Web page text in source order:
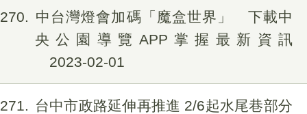
中台灣燈會加碼「魔盒世界」 下載中
央公園導覽APP掌握最新資訊
2023-02-01
台中市政路延伸再推進 2/6起水尾巷部分